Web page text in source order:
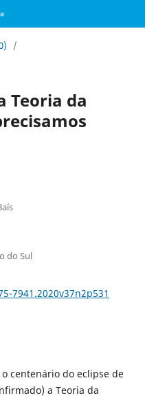
/
Teoria da
do Sul
7941.2020v37n2p531
centenário do eclipse de
a Teoria da